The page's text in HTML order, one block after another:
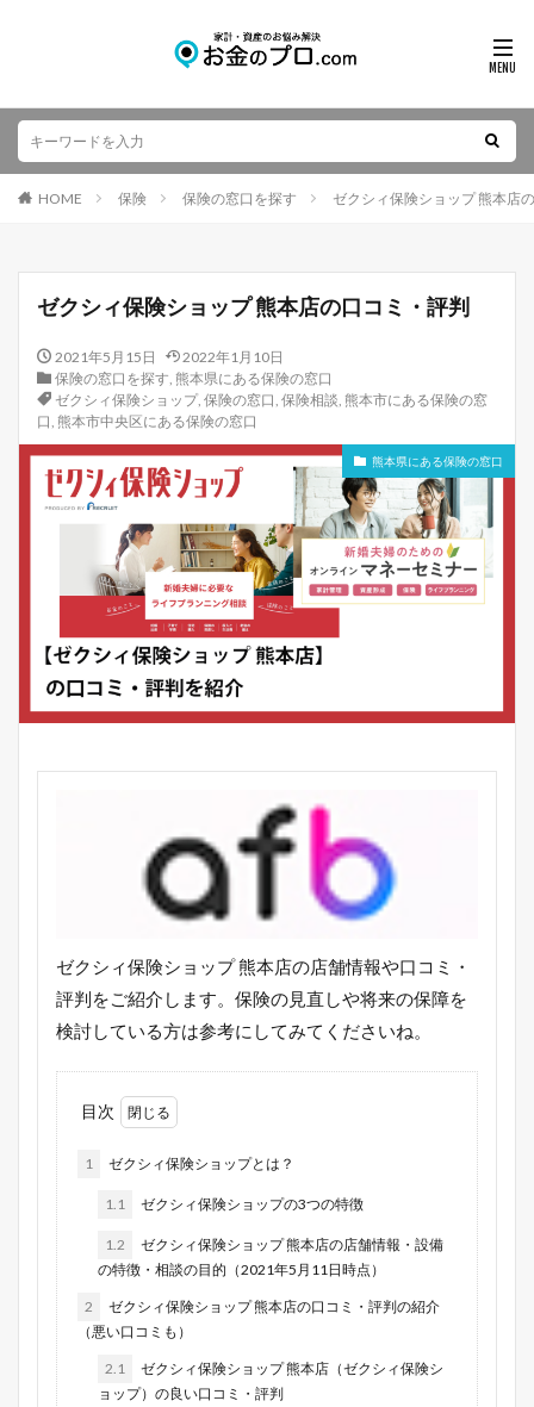
HOME 保険 保険の窓口を探す ゼクシィ保険ショップ 熊本店
ゼクシィ保険ショップ 熊本店の口コミ・評判
2021年5月15日
2022年1月10日
保険の窓口を探す, 熊本県にある保険の窓口
ゼクシィ保険ショップ, 保険の窓口, 保険相談, 熊本市にある保険の窓
口, 熊本市中央区にある保険の窓口
熊本県にある保険の窓口
ゼクシィ保険ショップ 熊本店の店舗情報や口コミ・
評判をご紹介します。保険の見直しや将来の保障を
検討している方は参考にしてみてくださいね。
目次
1 ゼクシィ保険ショップとは？
1.1 ゼクシィ保険ショップの3つの特徴
1.2
ゼクシィ保険ショップ 熊本店の店舗情報・設備
の特徴・相談の目的（2021年5月11日時点）
2
ゼクシィ保険ショップ 熊本店の口コミ・評判の紹介
（悪い口コミも）
2.1
ゼクシィ保険ショップ 熊本店（ゼクシィ保険シ
ョップ）の良い口コミ・評判